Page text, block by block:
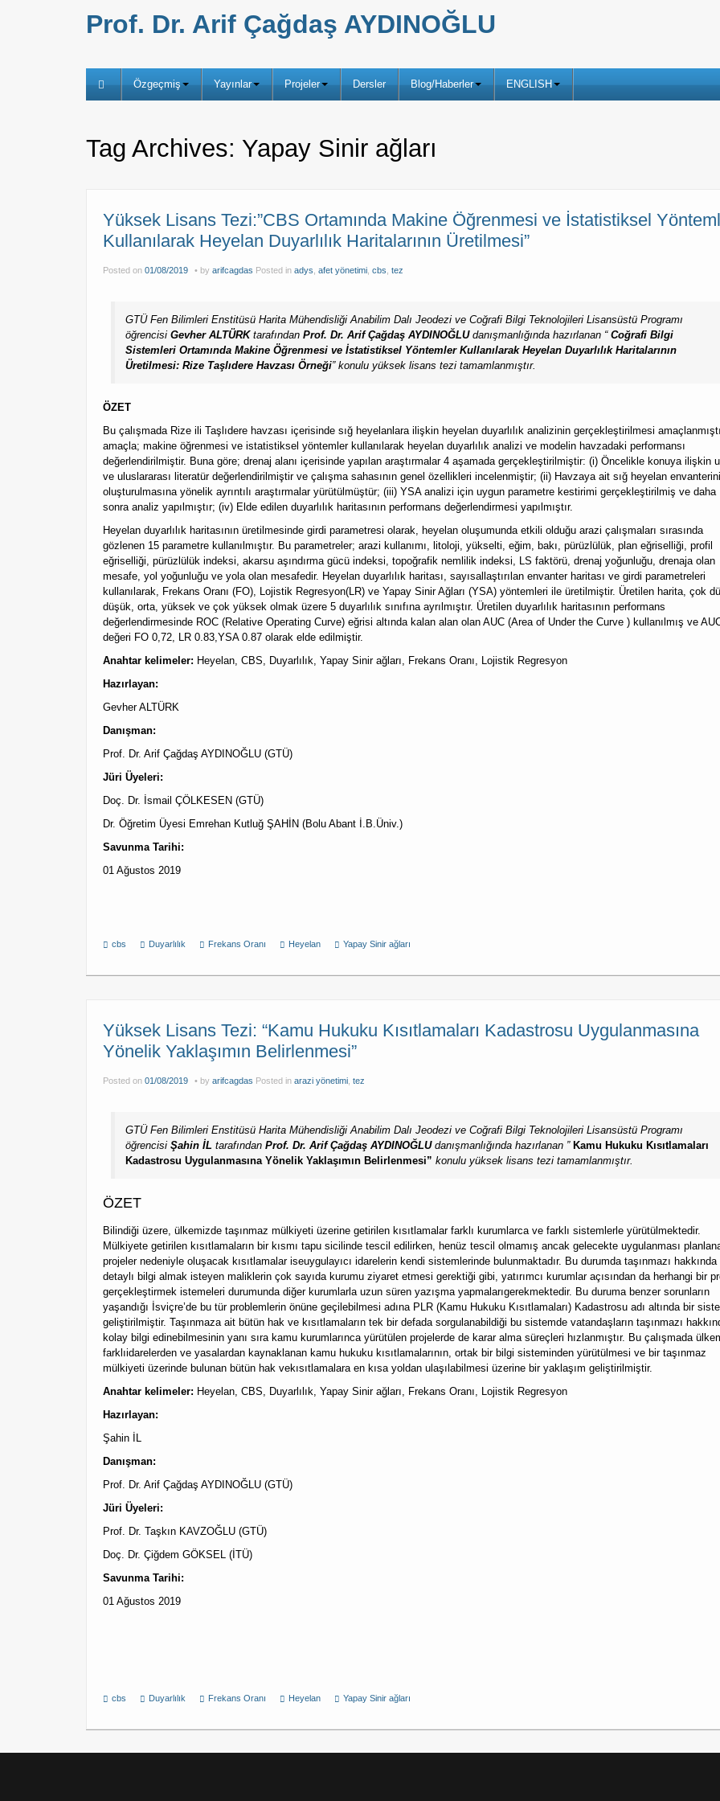
Prof. Dr. Arif Çağdaş AYDINOĞLU
Özgeçmiş Yayınlar Projeler Dersler Blog/Haberler ENGLISH
Tag Archives: Yapay Sinir ağları
Yüksek Lisans Tezi:”CBS Ortamında Makine Öğrenmesi ve İstatistiksel
Kullanılarak Heyelan Duyarlılık Haritalarının Üretilmesi”
Posted on 01/08/2019 by arifcagdas Posted in adys afet yönetimi cbs tez
GTÜ Fen Bilimleri Enstitüsü Harita Mühendisliği Anabilim Dalı Jeodezi ve Coğrafi Bilgi Teknolojileri Lisansüstü Programı
öğrencisi Gevher ALTÜRKtarafından Prof. Dr. Arif Çağdaş AYDINOĞLUdanışmanlığında hazırlanan “ Coğrafi Bilgi
Sistemleri Ortamında Makine Öğrenmesi ve İstatistiksel Yöntemler Kullanılarak Heyelan Duyarlılık Haritalarının
Üretilmesi: Rize Taşlıdere Havzası Örneği” konulu yüksek lisans tezi tamamlanmıştır.
ÖZET
Bu çalışmada Rize ili Taşlıdere havzası içerisinde sığ heyelanlara ilişkin heyelan duyarlılık analizinin gerçekleştirilmesi
amaçla; makine öğrenmesi ve istatistiksel yöntemler kullanılarak heyelan duyarlılık analizi ve modelin havzadaki performansı
değerlendirilmiştir. Buna göre; drenaj alanı içerisinde yapılan araştırmalar 4 aşamada gerçekleştirilmiştir: (i) Öncelikle konuya ilişkin
ve uluslararası literatür değerlendirilmiştir ve çalışma sahasının genel özellikleri incelenmiştir; (ii) Havzaya ait sığ heyelan
oluşturulmasına yönelik ayrıntılı araştırmalar yürütülmüştür; (iii) YSA analizi için uygun parametre kestirimi gerçekleştirilmiş ve daha
sonra analiz yapılmıştır; (iv) Elde edilen duyarlılık haritasının performans değerlendirmesi yapılmıştır.
Heyelan duyarlılık haritasının üretilmesinde girdi parametresi olarak, heyelan oluşumunda etkili olduğu arazi çalışmaları sırasında
gözlenen 15 parametre kullanılmıştır. Bu parametreler; arazi kullanımı, litoloji, yükselti, eğim, bakı, pürüzlülük, plan eğriselliği, profil
eğriselliği, pürüzlülük indeksi, akarsu aşındırma gücü indeksi, topoğrafik nemlilik indeksi, LS faktörü, drenaj yoğunluğu, drenaja olan
mesafe, yol yoğunluğu ve yola olan mesafedir. Heyelan duyarlılık haritası, sayısallaştırılan envanter haritası ve girdi parametreleri
kullanılarak, Frekans Oranı (FO), Lojistik Regresyon(LR) ve Yapay Sinir Ağları (YSA) yöntemleri ile üretilmiştir. Üretilen harita, çok
düşük, orta, yüksek ve çok yüksek olmak üzere 5 duyarlılık sınıfına ayrılmıştır. Üretilen duyarlılık haritasının performans
değerlendirmesinde ROC (Relative Operating Curve) eğrisi altında kalan alan olan AUC (Area of Under the Curve ) kullanılmış ve
değeri FO 0,72, LR 0.83,YSA 0.87 olarak elde edilmiştir.
Anahtar kelimeler: Heyelan, CBS, Duyarlılık, Yapay Sinir ağları, Frekans Oranı, Lojistik Regresyon
Hazırlayan:
Gevher ALTÜRK
Danışman:
Prof. Dr. Arif Çağdaş AYDINOĞLU (GTÜ)
Jüri Üyeleri:
Doç. Dr. İsmail ÇÖLKESEN (GTÜ)
Dr. Öğretim Üyesi Emrehan Kutluğ ŞAHİN (Bolu Abant İ.B.Üniv.)
Savunma Tarihi:
01 Ağustos 2019
cbs Duyarlılık Frekans Oranı Heyelan Yapay Sinir ağları
Yüksek Lisans Tezi: “Kamu Hukuku Kısıtlamaları Kadastrosu Uygulanmasına
Yönelik Yaklaşımın Belirlenmesi”
Posted on 01/08/2019 by arifcagdas Posted in arazi yönetimi tez
GTÜ Fen Bilimleri Enstitüsü Harita Mühendisliği Anabilim Dalı Jeodezi ve Coğrafi Bilgi Teknolojileri Lisansüstü Programı
öğrencisi Şahin İL tarafından Prof. Dr. Arif Çağdaş AYDINOĞLUdanışmanlığında hazırlanan ” Kamu Hukuku Kısıtlamaları
Kadastrosu Uygulanmasına Yönelik Yaklaşımın Belirlenmesi” konulu yüksek lisans tezi tamamlanmıştır.
ÖZET
Bilindiği üzere, ülkemizde taşınmaz mülkiyeti üzerine getirilen kısıtlamalar farklı kurumlarca ve farklı sistemlerle yürütülmektedir.
Mülkiyete getirilen kısıtlamaların bir kısmı tapu sicilinde tescil edilirken, henüz tescil olmamış ancak gelecekte uygulanması
projeler nedeniyle oluşacak kısıtlamalar iseuygulayıcı idarelerin kendi sistemlerinde bulunmaktadır. Bu durumda taşınmazı hakkında
detaylı bilgi almak isteyen maliklerin çok sayıda kurumu ziyaret etmesi gerektiği gibi, yatırımcı kurumlar açısından da herhangi bir
gerçekleştirmek istemeleri durumunda diğer kurumlarla uzun süren yazışma yapmalarıgerekmektedir. Bu duruma benzer sorunların
yaşandığı İsviçre’de bu tür problemlerin önüne geçilebilmesi adına PLR (Kamu Hukuku Kısıtlamaları) Kadastrosu adı altında bir
geliştirilmiştir. Taşınmaza ait bütün hak ve kısıtlamaların tek bir defada sorgulanabildiği bu sistemde vatandaşların taşınmazı
kolay bilgi edinebilmesinin yanı sıra kamu kurumlarınca yürütülen projelerde de karar alma süreçleri hızlanmıştır. Bu çalışmada
farklıidarelerden ve yasalardan kaynaklanan kamu hukuku kısıtlamalarının, ortak bir bilgi sisteminden yürütülmesi ve bir taşınmaz
mülkiyeti üzerinde bulunan bütün hak vekısıtlamalara en kısa yoldan ulaşılabilmesi üzerine bir yaklaşım geliştirilmiştir.
Anahtar kelimeler: Heyelan, CBS, Duyarlılık, Yapay Sinir ağları, Frekans Oranı, Lojistik Regresyon
Hazırlayan:
Şahin İL
Danışman:
Prof. Dr. Arif Çağdaş AYDINOĞLU (GTÜ)
Jüri Üyeleri:
Prof. Dr. Taşkın KAVZOĞLU (GTÜ)
Doç. Dr. Çiğdem GÖKSEL (İTÜ)
Savunma Tarihi:
01 Ağustos 2019
cbs Duyarlılık Frekans Oranı Heyelan Yapay Sinir ağları